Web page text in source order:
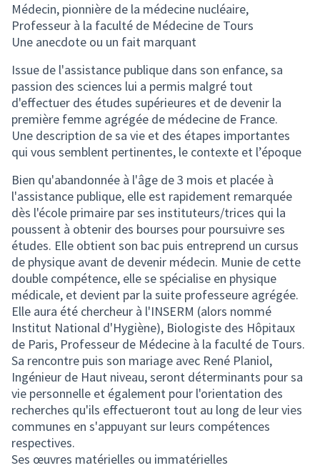
Médecin, pionnière de la médecine nucléaire,
Professeur à la faculté de Médecine de Tours
Une anecdote ou un fait marquant
Issue de l'assistance publique dans son enfance, sa
passion des sciences lui a permis malgré tout
d'effectuer des études supérieures et de devenir la
première femme agrégée de médecine de France.
Une description de sa vie et des étapes importantes
qui vous semblent pertinentes, le contexte et l’époque
Bien qu'abandonnée à l'âge de 3 mois et placée à
l'assistance publique, elle est rapidement remarquée
dès l'école primaire par ses instituteurs/trices qui la
poussent à obtenir des bourses pour poursuivre ses
études. Elle obtient son bac puis entreprend un cursus
de physique avant de devenir médecin. Munie de cette
double compétence, elle se spécialise en physique
médicale, et devient par la suite professeure agrégée.
Elle aura été chercheur à l'INSERM (alors nommé
Institut National d'Hygiène), Biologiste des Hôpitaux
de Paris, Professeur de Médecine à la faculté de Tours.
Sa rencontre puis son mariage avec René Planiol,
Ingénieur de Haut niveau, seront déterminants pour sa
vie personnelle et également pour l'orientation des
recherches qu'ils effectueront tout au long de leur vies
communes en s'appuyant sur leurs compétences
respectives.
Ses œuvres matérielles ou immatérielles